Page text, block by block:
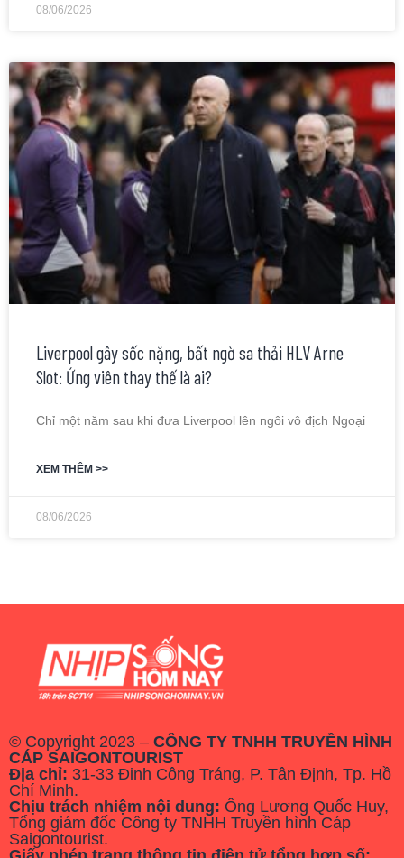
08/06/2026
Liverpool gây sốc nặng, bất ngờ sa thải HLV Arne
Slot: Ứng viên thay thế là ai?
Chỉ một năm sau khi đưa Liverpool lên ngôi vô địch Ngoại
XEM THÊM >>
08/06/2026
© Copyright 2023 – CÔNG TY TNHH TRUYỀN HÌNH
CÁP SAIGONTOURIST
Địa chỉ: 31-33 Đinh Công Tráng, P. Tân Định, Tp. Hồ
Chí Minh.
Chịu trách nhiệm nội dung: Ông Lương Quốc Huy,
Tổng giám đốc Công ty TNHH Truyền hình Cáp
Saigontourist.